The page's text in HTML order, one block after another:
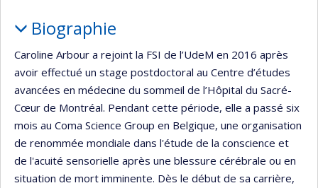
Biographie
Caroline Arbour a rejoint la FSI de l’UdeM en 2016 après
avoir effectué un stage postdoctoral au Centre d’études
avancées en médecine du sommeil de l’Hôpital du Sacré-
Cœur de Montréal. Pendant cette période, elle a passé six
mois au Coma Science Group en Belgique, une organisation
de renommée mondiale dans l'étude de la conscience et
de l'acuité sensorielle après une blessure cérébrale ou en
situation de mort imminente. Dès le début de sa carrière,